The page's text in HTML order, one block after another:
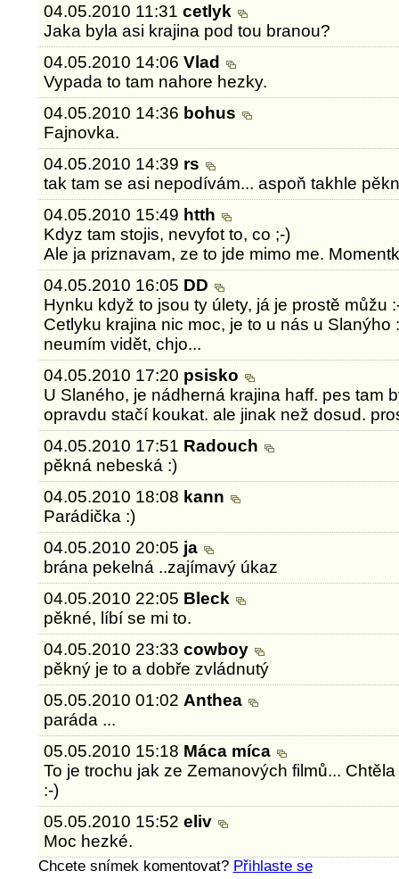
04.05.2010 11:31cetlyk
Jaka byla asi krajina pod tou branou?
04.05.2010 14:06Vlad
Vypada to tam nahore hezky.
04.05.2010 14:36 bohus
Fajnovka.
04.05.2010 14:39 rs
tak tam se asi nepodívám... aspoň takhle
04.05.2010 15:49 htth
Kdyz tam stojis, nevyfot to, co ;-)
Ale ja priznavam, ze to jde mimo me.
04.05.2010 16:05 DD
Hynku když to jsou ty úlety, já je prostě můžu
Cetlyku krajina nic moc, je to u nás u Slanýho
neumím vidět, chjo...
04.05.2010 17:20 psisko
U Slaného, je nádherná krajina haff. pes tam
opravdu stačí koukat. ale jinak než dosud.
04.05.2010 17:51 Radouch
pěkná nebeská :)
04.05.2010 18:08 kann
Parádička :)
04.05.2010 20:05 ja
brána pekelná ..zajímavý úkaz
04.05.2010 22:05 Bleck
pěkné, líbí se mi to.
04.05.2010 23:33cowboy
pěkný je to a dobře zvládnutý
05.05.2010 01:02 Anthea
paráda ...
05.05.2010 15:18 Máca míca
To je trochu jak ze Zemanových filmů...
:-)
05.05.2010 15:52eliv
Moc hezké.
Chcete snímek komentovat? Přihlaste se